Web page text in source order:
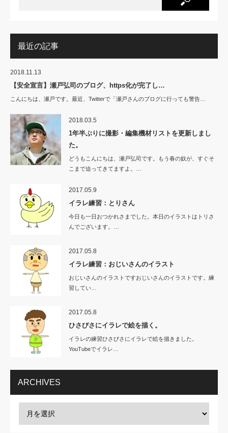
最近の記事
2018.11.13
【安全宣言】瀬戸弘司のブログ、https化が完了し…
こんにちは、瀬戸です。最近、Twitterで「瀬戸さんのブログに行っても警告…
2018.03.5
1年半ぶりに撮影・編集機材リストを更新しまし
た。
どうもこんにちは、瀬戸弘司です。もう春の奴が、すぐそ
こまで迫ってきてますよ。…
2017.05.9
イラレ練習：とりさん
今日も一日おつかれさまでした。本日のイラストはトリさ
んでございます。…
2017.05.8
イラレ練習：おじいさんのイラスト
おじいさんのイラストですおじいさんのイラストです。練
習してい…
2017.05.8
ひさびさにイラレで絵を描く。
イラレの練習ひさびさにイラレで絵を描きました。
YouTubeでイラレ…
ARCHIVES